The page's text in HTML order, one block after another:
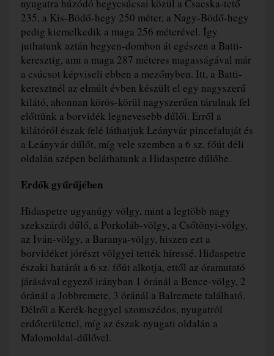
nyugatra húzódó hegycsúcsai közül a Csacska-tető
235, a Kis-Bödő-hegy 250 méter, a Nagy-Bödő-hegy
pedig kiemelkedik a maga 256 méterével. Így
juthatunk aztán hegyen-dombon át egészen a Batti-
keresztig, ami a maga 287 méteres magasságával már
a csúcsot képviseli ebben a mezőnyben. Itt, a Batti-
keresztnél az elmúlt évben készült el egy nagyszerű
kilátó, ahonnan körös-körül nagyszerűen tárulnak fel
előttünk a borvidék legnevesebb dűlői. Erről a
kilátóról észak felé láthatjuk Leányvár pincefaluját és
a Leányvár dűlőt, míg vele szemben a 6 sz. főút déli
oldalán szépen beláthatunk a Hidaspetre dűlőbe.
Erdők gyűrűjében
Hidaspetre ugyanúgy völgy, mint a legtöbb nagy
szekszárdi dűlő, a Porkoláb-völgy, a Csőtönyi-völgy,
az Iván-völgy, a Baranya-völgy, hiszen ezt a
borvidéket jórészt völgyei tették híressé. Hidaspetre
északi határát a 6 sz. főút alkotja, ettől az óramutató
járásával egyező irányban 1 óránál a Bence-völgy, 2
óránál a Jobbremete, 3 óránál a Balremete található.
Délről a Kerék-heggyel szomszédos, nyugatról
erdőterülettel, míg az észak-nyugati oldalán a
Malomoldal-dűlővel.